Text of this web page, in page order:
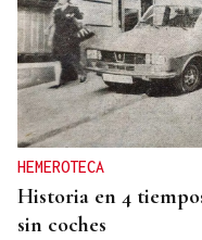
HEMEROTECA
Historia en 4
sin coches